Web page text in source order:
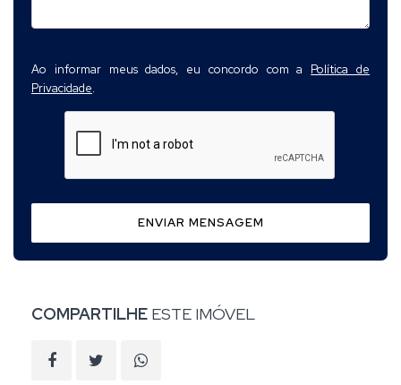
Ao informar meus dados, eu concordo com a Política de
Privacidade.
ENVIAR MENSAGEM
COMPARTILHE ESTE IMÓVEL